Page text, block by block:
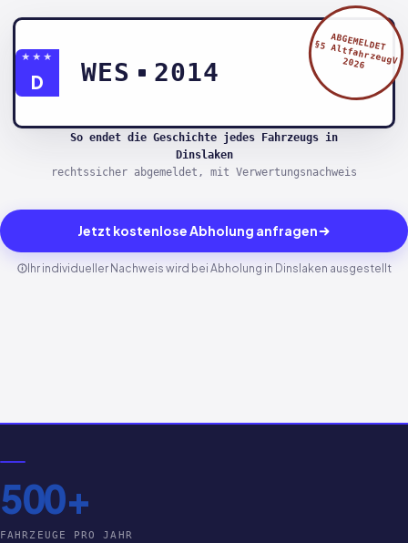
★★★
D WES 2014
ABGEMELDET
§5 AltfahrzeugV
2026
So endet die Geschichte jedes Fahrzeugs in
Dinslaken
rechtssicher abgemeldet, mit Verwertungsnachweis
Jetzt kostenlose Abholung anfragen
Ihr individueller Nachweis wird bei Abholung in Dinslaken ausgestellt
500+
FAHRZEUGE PRO JAHR